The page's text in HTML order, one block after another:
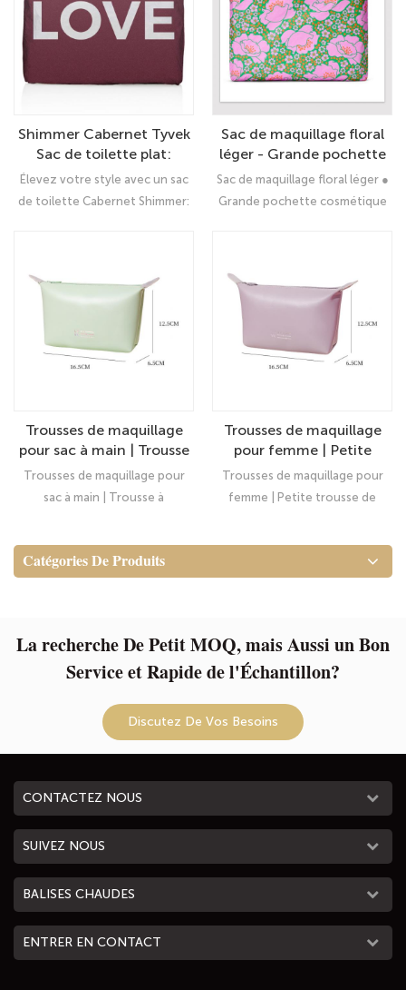
caoutchouc L'intérieur contient
une poche de fermeture éclair
supplémentaire pour stocker
tous vos besoins quotidiens
supplémentaire ● Gardez vos
biens dans quelque chose de
spécial!
Shimmer Cabernet Tyvek
Sac de toilette plat:
Organisateur de
maquillage élégant pour
Élevez votre style avec un sac
de toilette Cabernet Shimmer:
Sac de maquillage floral
léger - Grande pochette
cosmétique pour femmes
Sac de maquillage floral léger ●
Grande pochette cosmétique
Trousses de maquillage
pour sac à main | Trousse
à maquillage zippée |
Grande trousse de voyage
idéale pour femmes et
filles
Trousses de maquillage pour
sac à main | Trousse à
pour ranger vos outils et
Trousses de maquillage
pour femme | Petite
trousse de maquillage
pour sac à main | Trousse
fermeture éclair | Cadeau
Trousses de maquillage pour
femme | Petite trousse de
voyage en similicuir avec
Catégories De Produits
La recherche De Petit MOQ, mais Aussi un Bon
Service et Rapide de l'Échantillon?
Discutez De Vos Besoins
CONTACTEZ NOUS
SUIVEZ NOUS
BALISES CHAUDES
ENTRER EN CONTACT